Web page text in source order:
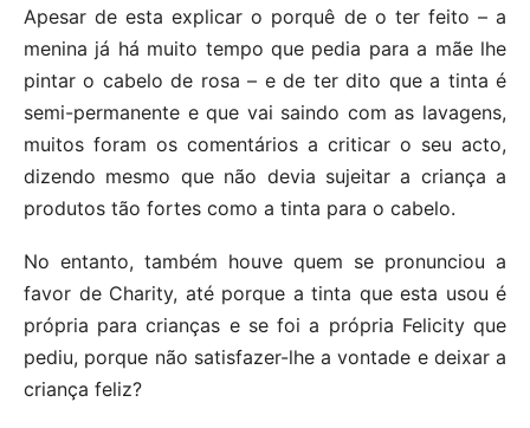
Apesar de esta explicar o porquê de o ter feito – a
menina já há muito tempo que pedia para a mãe lhe
pintar o cabelo de rosa – e de ter dito que a tinta é
semi-permanente e que vai saindo com as lavagens,
muitos foram os comentários a criticar o seu acto,
dizendo mesmo que não devia sujeitar a criança a
produtos tão fortes como a tinta para o cabelo.
No entanto, também houve quem se pronunciou a
favor de Charity, até porque a tinta que esta usou é
própria para crianças e se foi a própria Felicity que
pediu, porque não satisfazer-lhe a vontade e deixar a
criança feliz?